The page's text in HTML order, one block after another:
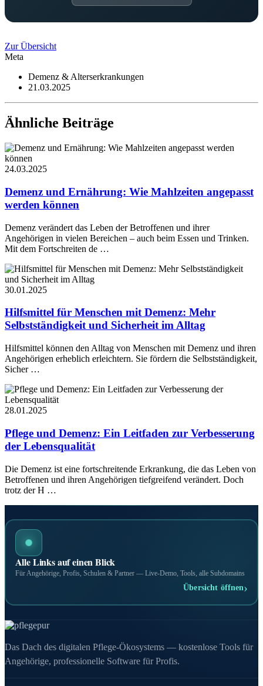
Zur Übersicht
Meta
Demenz & Alterserkrankungen
21.03.2025
Ähnliche Beiträge
24.03.2025
Demenz und Ernährung: Wie Mahlzeiten angepasst
werden können
Demenz verändert das Leben der Betroffenen und ihrer
Angehörigen in vielen Bereichen – auch beim Essen und Trinken.
Mit dem Fortschreiten de …
30.01.2025
Hilfsmittel für Menschen mit Demenz: Mehr
Selbstständigkeit und Sicherheit im Alltag
Hilfsmittel können den Alltag von Menschen mit Demenz und ihren
Angehörigen erheblich erleichtern. Sie fördern die Selbstständigkeit,
Sicher …
28.01.2025
Pflege und Demenz: Ein Leitfaden zur Verbesserung
der Lebensqualität
Die Demenz ist eine fortschreitende Erkrankung, die das Leben von
Betroffenen und ihren Angehörigen tiefgreifend verändert. Doch
trotz der H …
Alle Links auf einen Blick
Für Angehörige, Profis, Schulen & Partner — Live-Demo, Tools, alle Subdomains
Übersicht öffnen›
Das Dach des digitalen Pflege-Ökosystems — kostenlose Tools für
Angehörige, professionelle Software für Profis.